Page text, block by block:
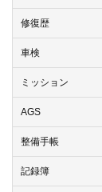
修復歴
車検
ミッション
AGS
整備手帳
記録簿